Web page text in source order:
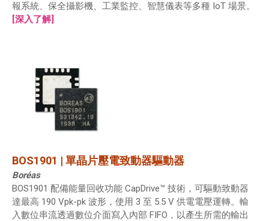
報系統、保全攝影機、工業監控、智慧儀表等多種 IoT 場景。
[深入了解]
BOS1901 | 單晶片壓電致動器驅動器
Boréas
BOS1901 配備能量回收功能 CapDrive™ 技術，可驅動致動器
達最高 190 Vpk-pk 波形，使用 3 至 5.5 V 供電電壓運轉。輸
入數位串流透過數位介面寫入內部 FIFO，以產生所需的輸出